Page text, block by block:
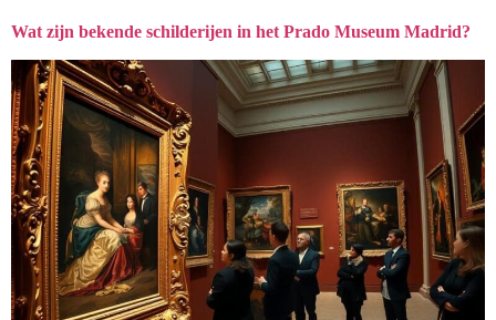
Wat zijn bekende schilderijen in het Prado Museum Madrid?